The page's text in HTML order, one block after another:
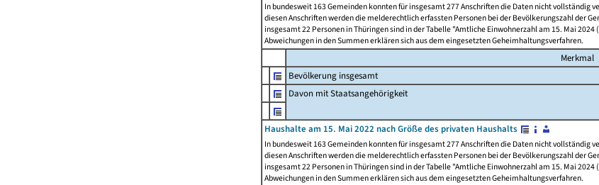
In bundesweit 163 Gemeinden konnten für insgesamt 277 Anschriften die Daten nicht
diesen Anschriften werden die melderechtlich erfassten Personen bei der Bevölkerungszahl der
insgesamt 22 Personen in Thüringen sind in der Tabelle "Amtliche Einwohnerzahl am 15. Mai
Abweichungen in den Summen erklären sich aus dem eingesetzten Geheimhaltungsverfahren.
Merkmal
Bevölkerung insgesamt
Davon mit Staatsangehörigkeit
Haushalte am 15. Mai 2022 nach Größe des privaten Haushalts
In bundesweit 163 Gemeinden konnten für insgesamt 277 Anschriften die Daten nicht
diesen Anschriften werden die melderechtlich erfassten Personen bei der Bevölkerungszahl der
insgesamt 22 Personen in Thüringen sind in der Tabelle "Amtliche Einwohnerzahl am 15. Mai
Abweichungen in den Summen erklären sich aus dem eingesetzten Geheimhaltungsverfahren.